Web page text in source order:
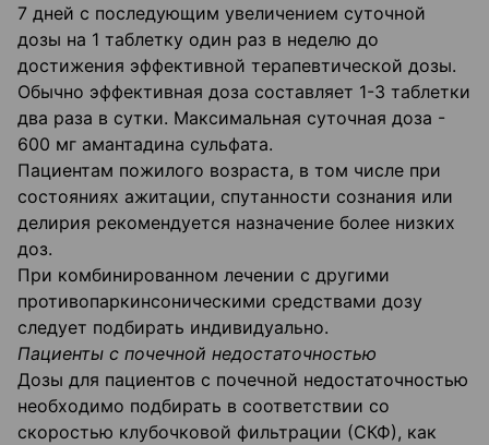
7 дней с последующим увеличением суточной
дозы на 1 таблетку один раз в неделю до
достижения эффективной терапевтической дозы.
Обычно эффективная доза составляет 1-3 таблетки
два раза в сутки. Максимальная суточная доза -
600 мг амантадина сульфата.
Пациентам пожилого возраста, в том числе при
состояниях ажитации, спутанности сознания или
делирия рекомендуется назначение более низких
доз.
При комбинированном лечении с другими
противопаркинсоническими средствами дозу
следует подбирать индивидуально.
Пациенты с почечной недостаточностью
Дозы для пациентов с почечной недостаточностью
необходимо подбирать в соответствии со
скоростью клубочковой фильтрации (СКФ), как